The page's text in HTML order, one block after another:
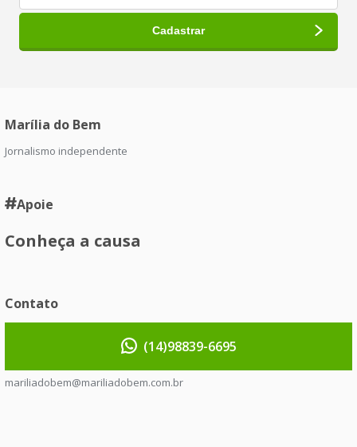
Marília do Bem
Jornalismo independente
Apoie
Conheça a causa
Contato
(14)98839-6695
mariliadobem@mariliadobem.com.br